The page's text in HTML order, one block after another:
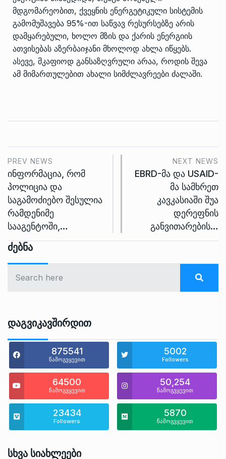
მდგომარეობით, ქვეყნის ენერგეტიკული სისტემის
გამომუშავება 95%-ით საწვავ რესურსებზე არის
დამყარებული, ხოლო მზის და ქარის ენერგიის
ათვისებას აზერბაიჯანი მხოლოდ ახლა იწყებს.
ასევე, მკაფიოდ განსაზღვრული არაა, როდის შევა
ამ მიმართულებით ახალი სიმძლავრეები ძალაში.
PREV NEWS
ინფორმაცია, რომ
პოლიცია და
საგამოძიებო შესულია
რამდენიმე
სააგენტოში,…
NEXT NEWS
EBRD-მა და USAID-
მა სამხრეთ
კავკასიაში შუა
დერეფნის
განვითარების…
Ძებნა
Დაგვიკავშირდით
875541
წამოგვყევით
5002
Followers
64500
წამოგვყევით
50,254
წამოგვყევით
23434
Followers
5870
წამოგვყევით
Სხვა Სიახლეები